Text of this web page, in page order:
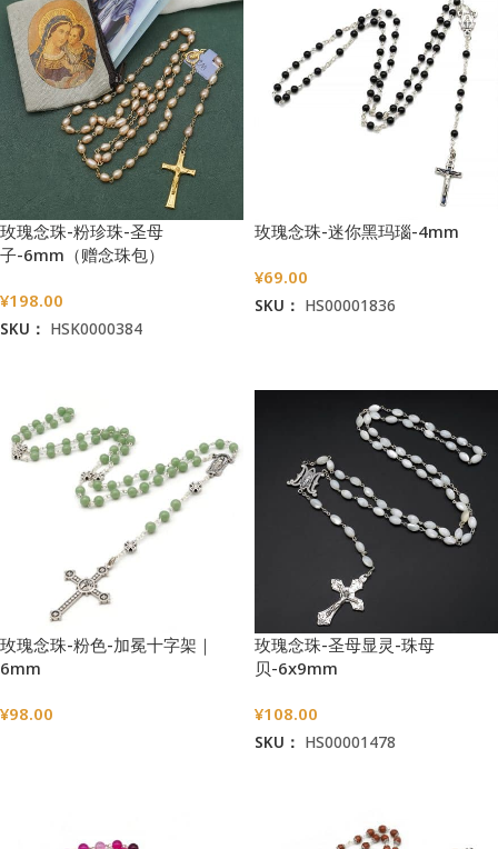
玫瑰念珠-粉珍珠-圣母
子-6mm（赠念珠包）
¥198.00
SKU： HSK0000384
玫瑰念珠-迷你黑玛瑙-4mm
¥69.00
SKU： HS00001836
玫瑰念珠-粉色-加冕十字架｜
6mm
¥98.00
玫瑰念珠-圣母显灵-珠母
贝-6x9mm
¥108.00
SKU： HS00001478